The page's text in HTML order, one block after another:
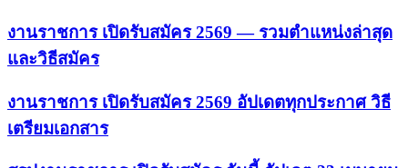
งานราชการ เปิดรับสมัคร 2569 — รวมตำแหน่งล่าสุด
และวิธีสมัคร
งานราชการ เปิดรับสมัคร 2569 อัปเดตทุกประกาศ วิธี
เตรียมเอกสาร